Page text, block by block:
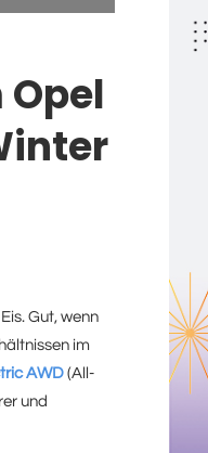
Gut, wenn
im
AWD (All-
und